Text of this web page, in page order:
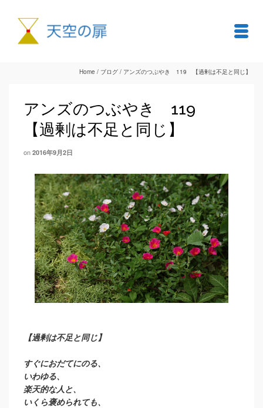
Home / ブログ / アンズのつぶやき 119 【過剰は不足と同じ】
アンズのつぶやき 119
【過剰は不足と同じ】
on 2016年9月2日
【過剰は不足と同じ】
すぐにおだてにのる、
いわゆる、
楽天的な人と、
いくら褒められても、